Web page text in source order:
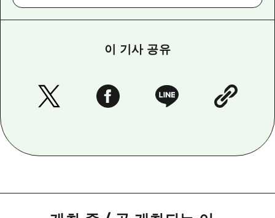
이 기사 공유